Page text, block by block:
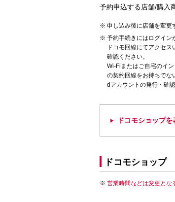
予約申込する店舗/購入
申し込み後に店舗を変更
予約手続きにはログイン
ドコモ回線にてアクセ
確認ください。
Wi-Fiまたはご自宅のイ
の契約回線をお持ちでな
dアカウントの発行・確認
ドコモショップを
ドコモショップ
営業時間などは変更とな